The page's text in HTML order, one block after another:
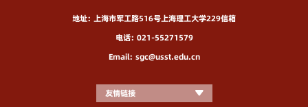
地址：上海市军工路516号上海理工大学229信箱
电话：021-55271579
Email：sgc@usst.edu.cn
友情链接